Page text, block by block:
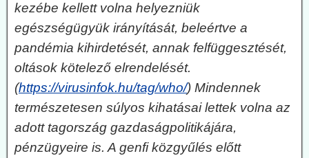
kezébe kellett volna helyezniük
egészségügyük irányítását, beleértve a
pandémia kihirdetését, annak felfüggesztését,
oltások kötelező elrendelését.
(https://virusinfok.hu/tag/who/) Mindennek
természetesen súlyos kihatásai lettek volna az
adott tagország gazdaságpolitikájára,
pénzügyeire is. A genfi közgyűlés előtt